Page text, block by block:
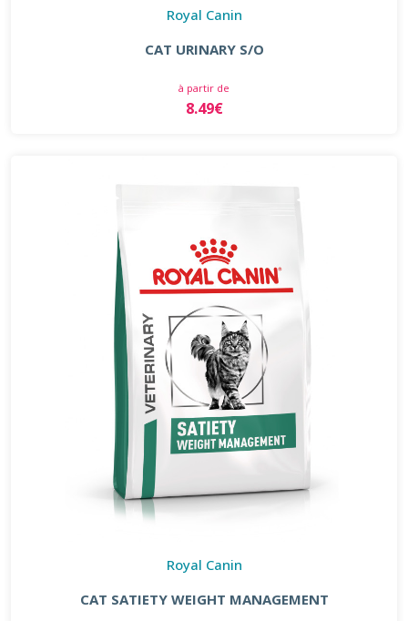
Royal Canin
CAT URINARY S/O
à partir de
8.49€
Royal Canin
CAT SATIETY WEIGHT MANAGEMENT